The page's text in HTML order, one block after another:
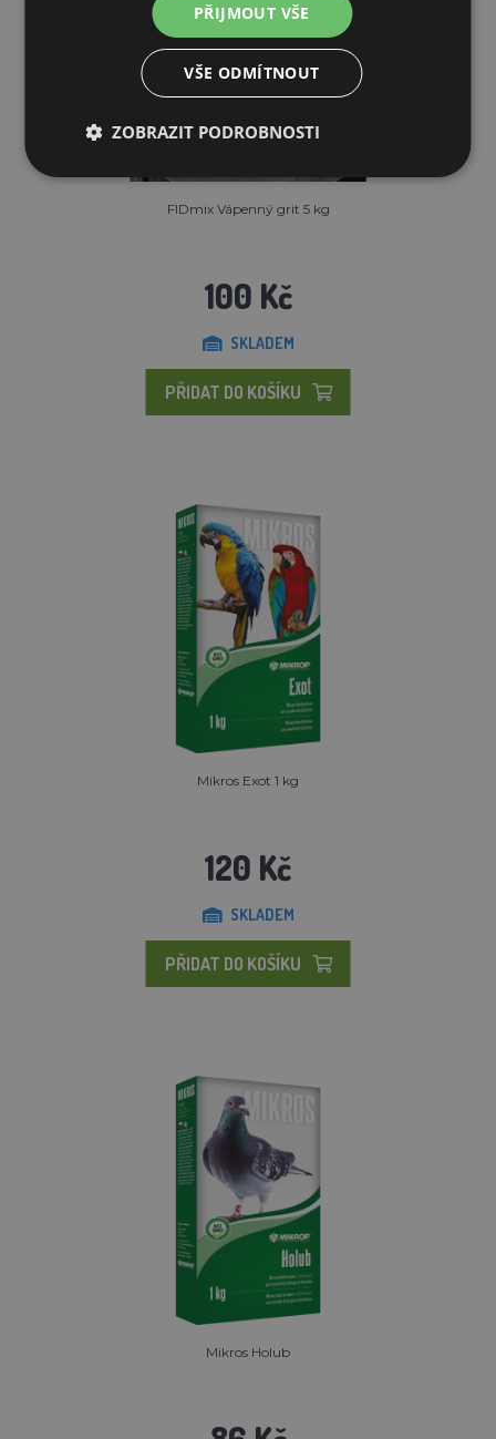
FIDmix Vápenný grit 5 kg
100 Kč
SKLADEM
PŘIDAT DO KOŠÍKU
Mikros Exot 1 kg
120 Kč
SKLADEM
PŘIDAT DO KOŠÍKU
Mikros Holub
PŘIJMOUT VŠE
VŠE ODMÍTNOUT
ZOBRAZIT PODROBNOSTI